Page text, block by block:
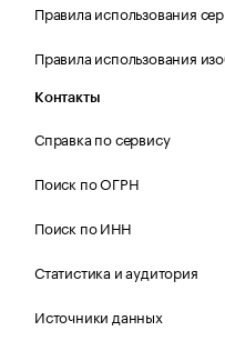
Правила использования
Правила использования
Контакты
Справка по сервису
Поиск по ОГРН
Поиск по ИНН
Статистика и аудитория
Источники данных